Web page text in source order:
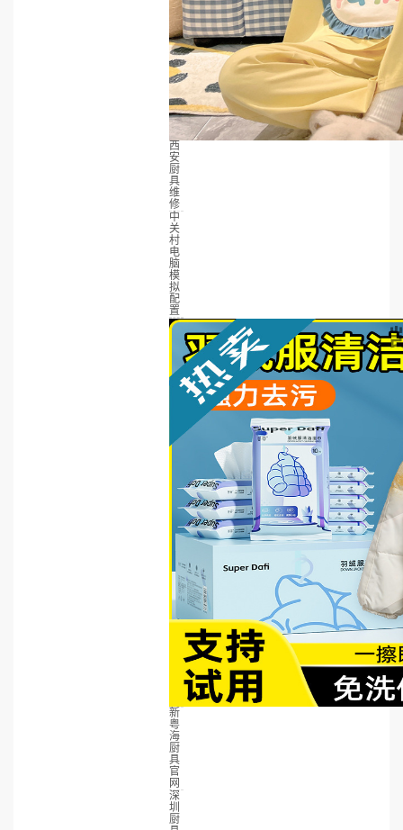
西
安
厨
具
维
修
中
关
村
电
脑
模
拟
配
置
新
粤
海
厨
具
官
网
深
圳
厨